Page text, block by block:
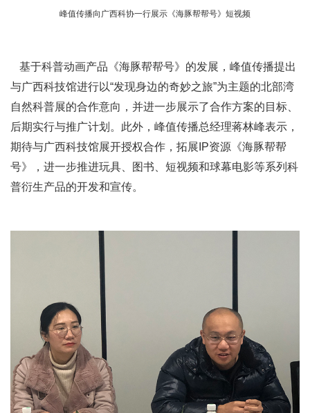
峰值传播向广西科协一行展示《海豚帮帮号》短视频
基于科普动画产品《海豚帮帮号》的发展，峰值传播提出
与广西科技馆进行以“发现身边的奇妙之旅”为主题的北部湾
自然科普展的合作意向，并进一步展示了合作方案的目标、
后期实行与推广计划。此外，峰值传播总经理蒋林峰表示，
期待与广西科技馆展开授权合作，拓展IP资源《海豚帮帮
号》，进一步推进玩具、图书、短视频和球幕电影等系列科
普衍生产品的开发和宣传。